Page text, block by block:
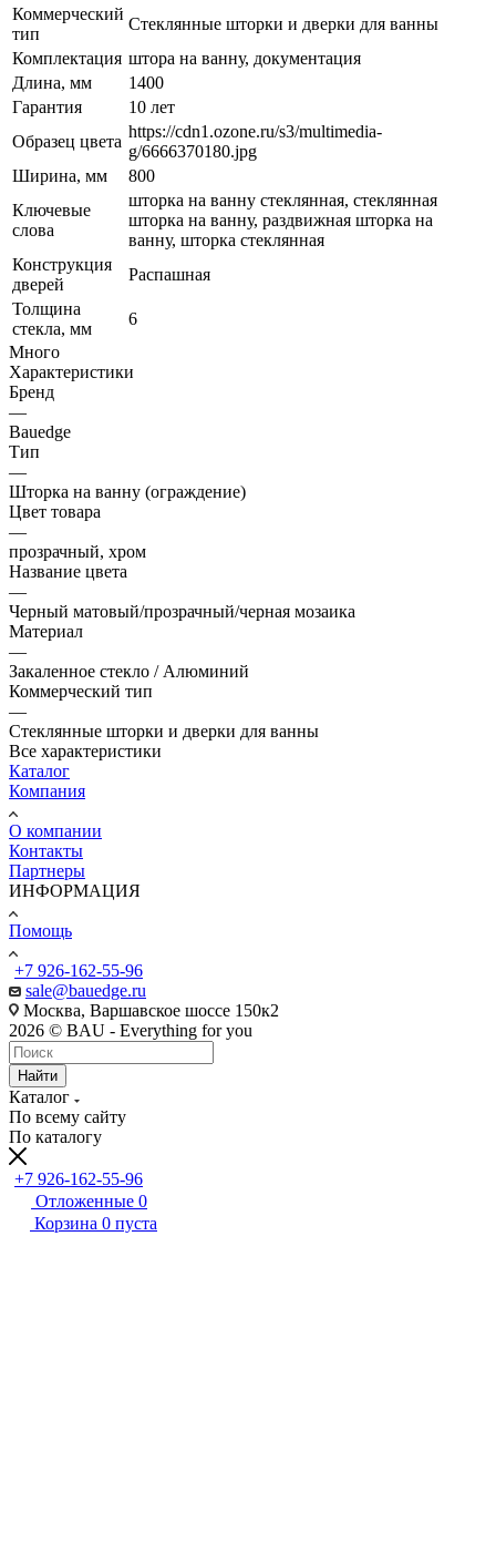
Коммерческий
тип
Стеклянные шторки и дверки для ванны
Комплектация штора на ванну, документация
Длина, мм
1400
Гарантия
10 лет
Образец цвета
https://cdn1.ozone.ru/s3/multimedia-
g/6666370180.jpg
Ширина, мм
800
Ключевые
слова
шторка на ванну стеклянная, стеклянная
шторка на ванну, раздвижная шторка на
ванну, шторка стеклянная
Конструкция
дверей
Распашная
Толщина
стекла, мм
6
Много
Характеристики
Бренд
—
Bauedge
Тип
—
Шторка на ванну (ограждение)
Цвет товара
—
прозрачный, хром
Название цвета
—
Черный матовый/прозрачный/черная мозаика
Материал
—
Закаленное стекло / Алюминий
Коммерческий тип
—
Стеклянные шторки и дверки для ванны
Все характеристики
Каталог
Компания
О компании
Контакты
Партнеры
ИНФОРМАЦИЯ
Помощь
+7 926-162-55-96
sale@bauedge.ru
Москва, Варшавское шоссе 150к2
2026 © BAU - Everything for you
Найти
Каталог
По всему сайту
По каталогу
+7 926-162-55-96
Отложенные 0
Корзина 0 пуста